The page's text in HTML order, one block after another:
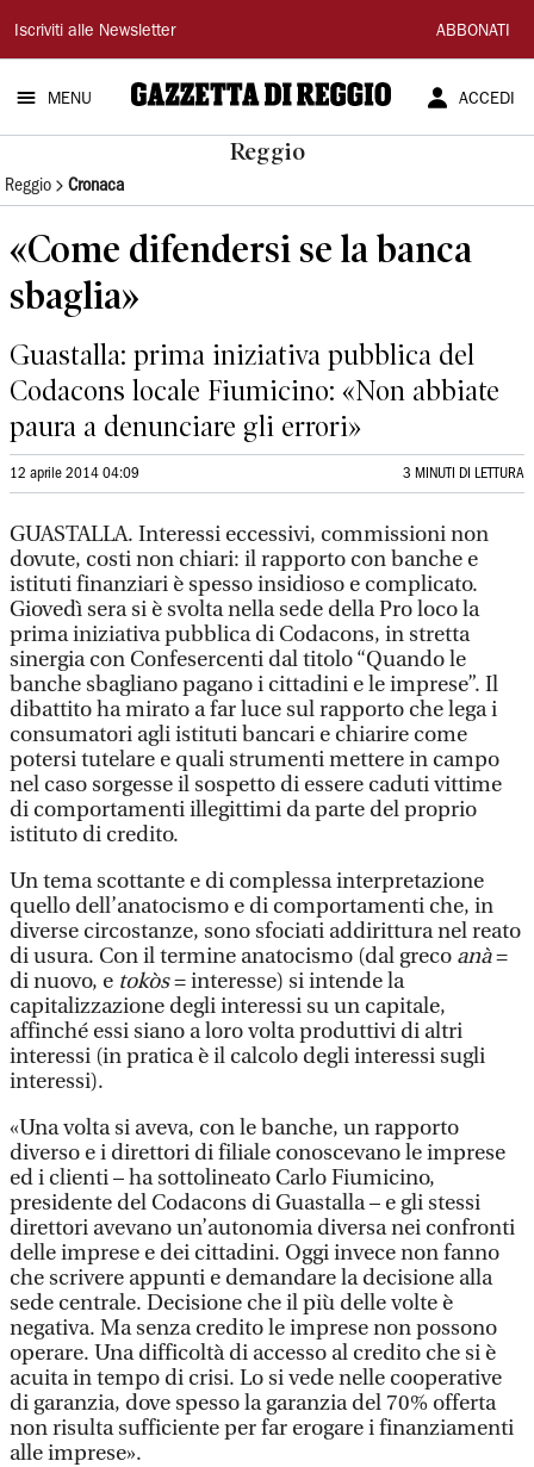
Gazzetta
di
Reggio
Iscriviti alle Newsletter ABBONATI
MENU ACCEDI
Reggio
Reggio Cronaca
«Come difendersi se la banca
sbaglia»
Guastalla: prima iniziativa pubblica del
Codacons locale Fiumicino: «Non abbiate
paura a denunciare gli errori»
12 aprile 2014 04:09 3 MINUTI DI LETTURA
GUASTALLA. Interessi eccessivi, commissioni non
dovute, costi non chiari: il rapporto con banche e
istituti finanziari è spesso insidioso e complicato.
Giovedì sera si è svolta nella sede della Pro loco la
prima iniziativa pubblica di Codacons, in stretta
sinergia con Confesercenti dal titolo “Quando le
banche sbagliano pagano i cittadini e le imprese”. Il
dibattito ha mirato a far luce sul rapporto che lega i
consumatori agli istituti bancari e chiarire come
potersi tutelare e quali strumenti mettere in campo
nel caso sorgesse il sospetto di essere caduti vittime
di comportamenti illegittimi da parte del proprio
istituto di credito.
Un tema scottante e di complessa interpretazione
quello dell’anatocismo e di comportamenti che, in
diverse circostanze, sono sfociati addirittura nel reato
di usura. Con il termine anatocismo (dal greco anà=
di nuovo, e tokòs= interesse) si intende la
capitalizzazione degli interessi su un capitale,
affinché essi siano a loro volta produttivi di altri
interessi (in pratica è il calcolo degli interessi sugli
interessi).
«Una volta si aveva, con le banche, un rapporto
diverso e i direttori di filiale conoscevano le imprese
ed i clienti – ha sottolineato Carlo Fiumicino,
presidente del Codacons di Guastalla – e gli stessi
direttori avevano un’autonomia diversa nei confronti
delle imprese e dei cittadini. Oggi invece non fanno
che scrivere appunti e demandare la decisione alla
sede centrale. Decisione che il più delle volte è
negativa. Ma senza credito le imprese non possono
operare. Una difficoltà di accesso al credito che si è
acuita in tempo di crisi. Lo si vede nelle cooperative
di garanzia, dove spesso la garanzia del 70% offerta
non risulta sufficiente per far erogare i finanziamenti
alle imprese».